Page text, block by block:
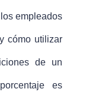
empleados
cómo utilizar
de un
es